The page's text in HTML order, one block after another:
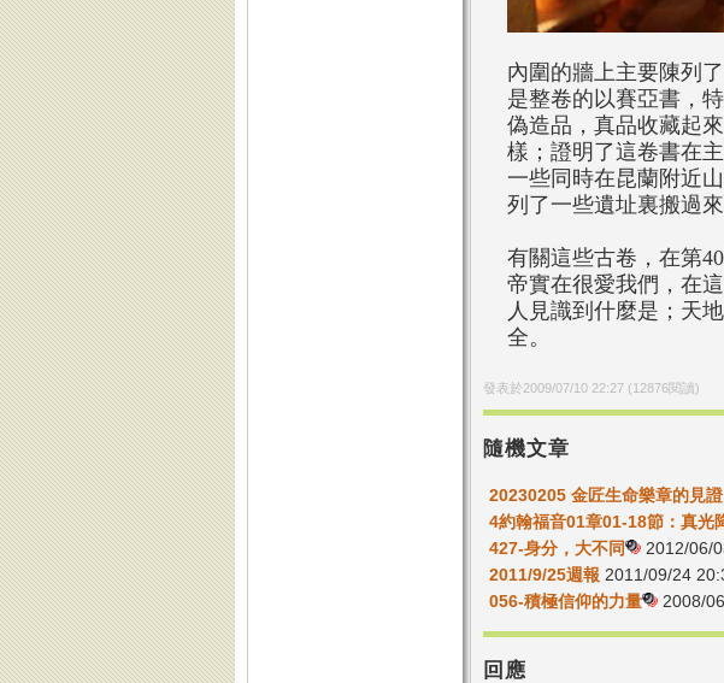
內圍的牆上主要陳列
是整卷的以賽亞書，
偽造品，真品收藏起
樣；證明了這卷書在
一些同時在昆蘭附近
列了一些遺址裏搬過
有關這些古卷，在第
帝實在很愛我們，在
人見識到什麼是；天
全。
發表於2009/07/10 22:27(12876閱讀)
隨機文章
20230205 金匠生命樂章的見
4約翰福音01章01-18節：真光
427-身分，大不同
2012/06/
2011/9/25週報 2011/09/24
056-積極信仰的力量
2008/
回應